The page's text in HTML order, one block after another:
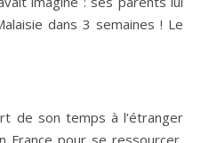
dans 3 semaines ! Le
de son temps à l’étranger